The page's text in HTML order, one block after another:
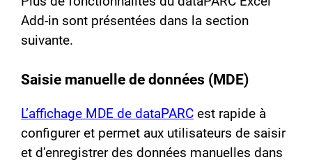
Add-in sont présentées dans la section
suivante.
Saisie manuelle de données (MDE)
L’affichage MDE de dataPARC est rapide à
configurer et permet aux utilisateurs de saisir
et d’enregistrer des données manuelles dans